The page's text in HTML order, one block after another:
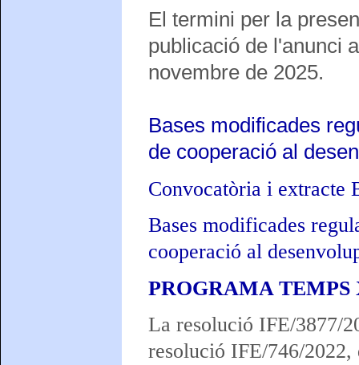
El termini per la
publicació de l'anunci
novembre de 2025.
Bases modificades
de cooperació al
Convocatòria i extracte
Bases modificades
cooperació al
PROGRAMA TEMPS
La resolució IFE/3877/
resolució IFE/746/2022,